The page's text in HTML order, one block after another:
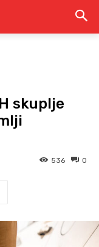
skuplje
0
536